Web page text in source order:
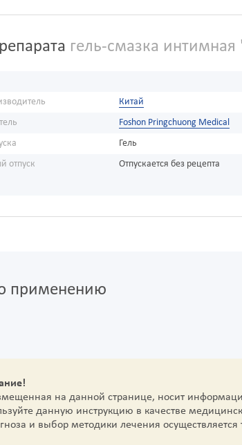
гель-смазка
Китай
Foshon Pringchuong Medical
Гель
отпуск
Отпускается без рецепта
применению
на данной странице, носит
данную инструкцию в качестве
и выбор методики лечения